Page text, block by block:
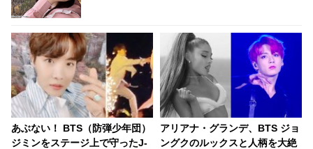
あぶない！ BTS（防弾少年団）
ジミンをステージ上で守ったJ-
アリアナ・グランデ、BTS ジョ
ングクのルックスと人柄を大絶